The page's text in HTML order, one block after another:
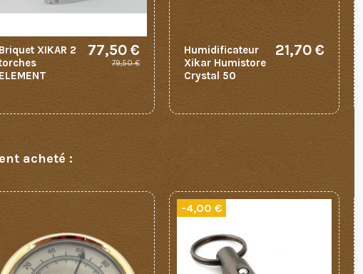
Briquet XIKAR 2
ELEMENT
77,50 €
79,50 €
Humidificateur
Xikar Humistore
Crystal 50
21,70 €
acheté :
-4,00 €